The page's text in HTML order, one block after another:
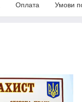
Оплата Умови